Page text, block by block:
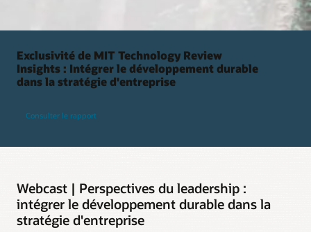
Exclusivité de MIT Technology Review
Insights : Intégrer le développement durable
dans la stratégie d'entreprise
Consulter le rapport
Webcast | Perspectives du leadership :
intégrer le développement durable dans la
stratégie d'entreprise